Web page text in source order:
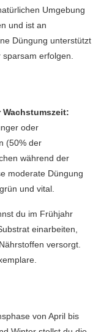
Umgebung
und ist an
Düngung unterstützt
erfolgen.
oder
(50% der
während der
moderate Düngung
und vital.
du im Frühjahr
einarbeiten,
versorgt.
von April bis